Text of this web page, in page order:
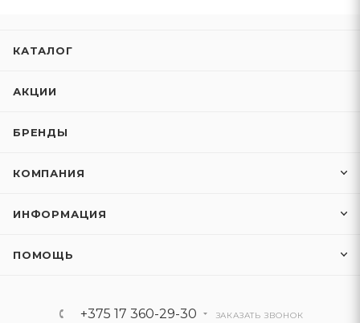
КАТАЛОГ
АКЦИИ
БРЕНДЫ
КОМПАНИЯ
ИНФОРМАЦИЯ
ПОМОЩЬ
+375 17 360-29-30 ЗАКАЗАТЬ ЗВОНОК